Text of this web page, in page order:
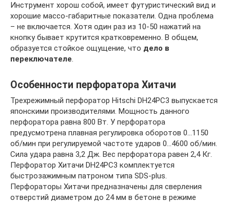
Инструмент хорош собой, имеет футуристический вид и
хорошие массо-габаритные показатели. Одна проблема
– не включается. Хотя один раз из 10-50 нажатий на
кнопку бывает крутится кратковременно. В общем,
образуется стойкое ощущение, что дело в
переключателе.
Особенности перфоратора Хитачи
Трехрежимный перфоратор Hitschi DH24PC3 выпускается
японскими производителями. Мощность данного
перфоратора равна 800 Вт. У перфоратора
предусмотрена плавная регулировка оборотов 0…1150
об/мин при регулируемой частоте ударов 0…4600 об/мин.
Сила удара равна 3,2 Дж. Вес перфоратора равен 2,4 Кг.
Перфоратор Хитачи DH24PC3 комплектуется
быстрозажимным патроном типа SDS-plus.
Перфораторы Хитачи предназначены для сверления
отверстий диаметром до 24 мм в бетоне в режиме